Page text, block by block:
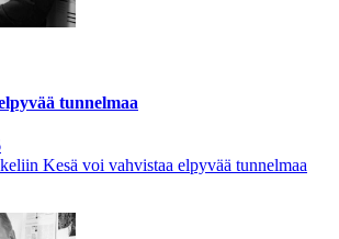
tunnelmaa
Kesä voi vahvistaa elpyvää tunnelmaa